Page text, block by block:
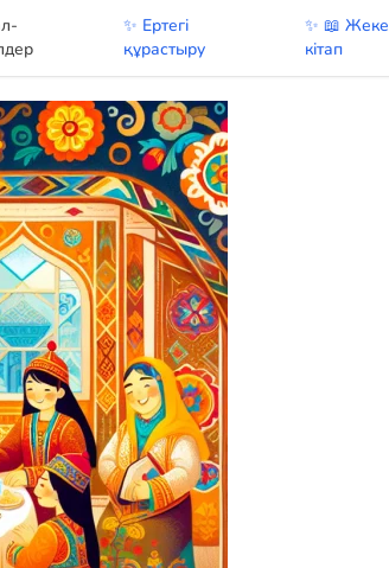
✨ Ертегі
құрастыру
✨ 📖 Жеке
кітап